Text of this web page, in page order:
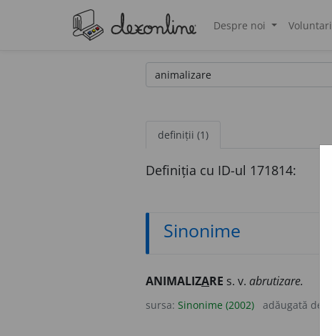
Despre noi Voluntari
definiții (1)
Definiția cu ID-ul 171814:
Sinonime
ANIMALIZARE s. v. abrutizare.
sursa: Sinonime (2002) adăugată de